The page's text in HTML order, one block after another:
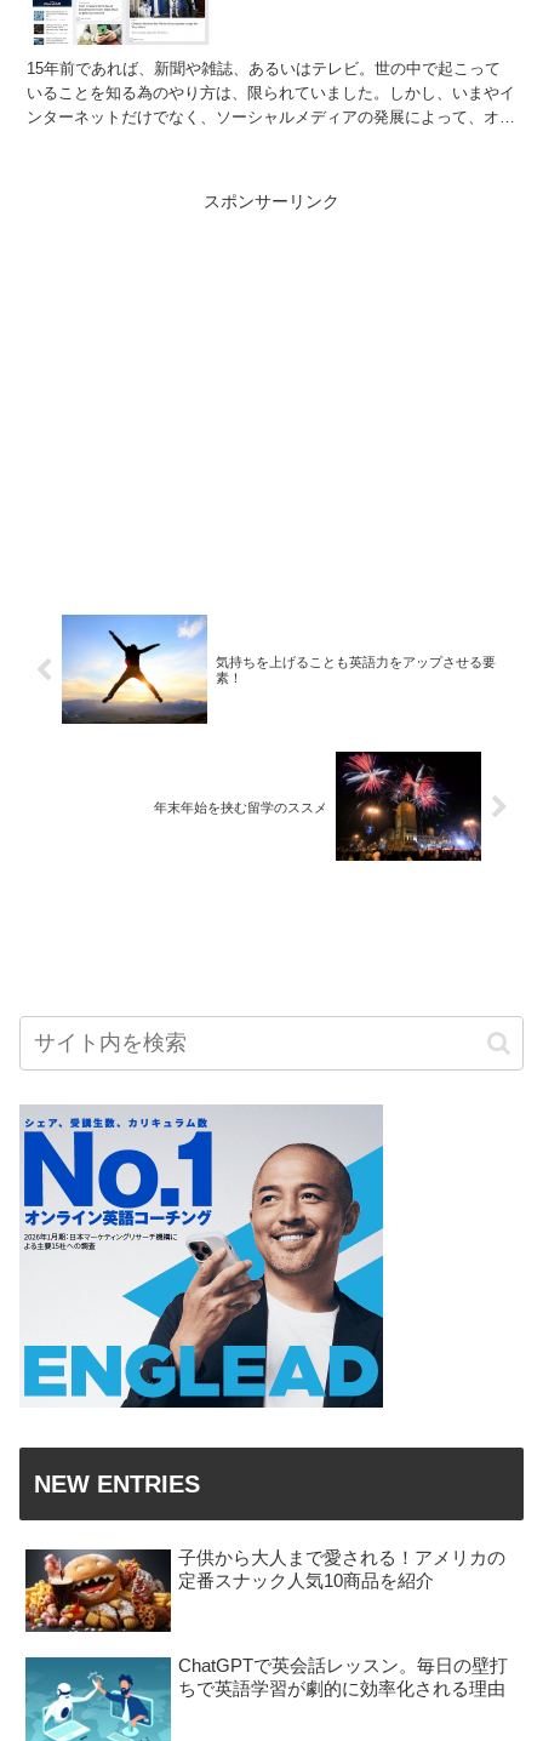
15年前であれば、新聞や雑誌、あるいはテレビ。世の中で起こって
いることを知る為のやり方は、限られていました。しかし、いまやイ
ンターネットだけでなく、ソーシャルメディアの発展によって、オン
スポンサーリンク
気持ちを上げることも英語力をアップさせる要
素！
年末年始を挟む留学のススメ
NEW ENTRIES
子供から大人まで愛される！アメリカの
定番スナック人気10商品を紹介
ChatGPTで英会話レッスン。毎日の壁打
ちで英語学習が劇的に効率化される理由